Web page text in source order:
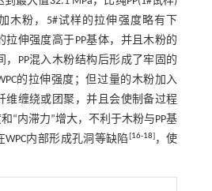
木粉，5#试样的拉伸强度略有下
拉伸强度高于PP基体，并且木粉的
，PP混入木粉结构后形成了牢固的
的拉伸强度；但过量的木粉加入
维缠绕或团聚，并且会使制备过程
“内滞力”增大，不利于木粉与PP基
内部形成孔洞等缺陷 [16-18]，使